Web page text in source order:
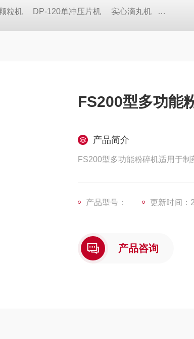
粒机 DP-120单冲压片机 实心滴丸机 BY荸荠
FS200型多功能
产品简介
FS200型多功能粉碎机适用于
产品型号： 更新时间：
产品咨询